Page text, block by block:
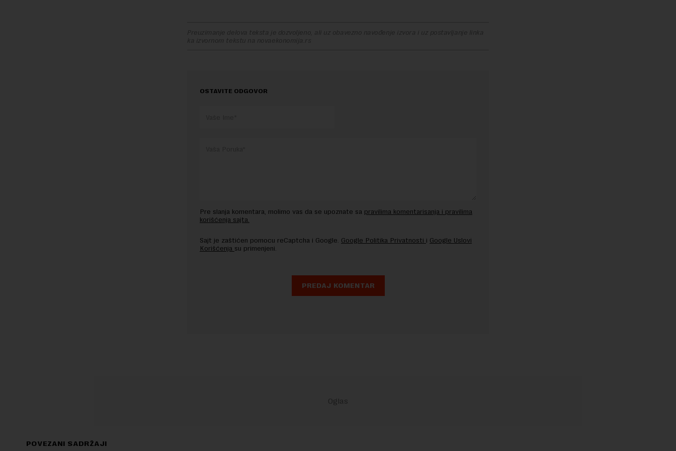
Preuzimanje delova teksta je dozvoljeno, ali uz obavezno navođenje izvora i uz postavljanje linka
ka izvornom tekstu na novaekonomija.rs
OSTAVITE ODGOVOR
Pre slanja komentara, molimo vas da se upoznate sa pravilima komentarisanja i pravilima
korišćenja sajta.
Sajt je zaštićen pomocu reCaptcha i Google. Google Politika Privatnosti i Google Uslovi
Korišćenja su primenjeni.
POVEZANI SADRŽAJI